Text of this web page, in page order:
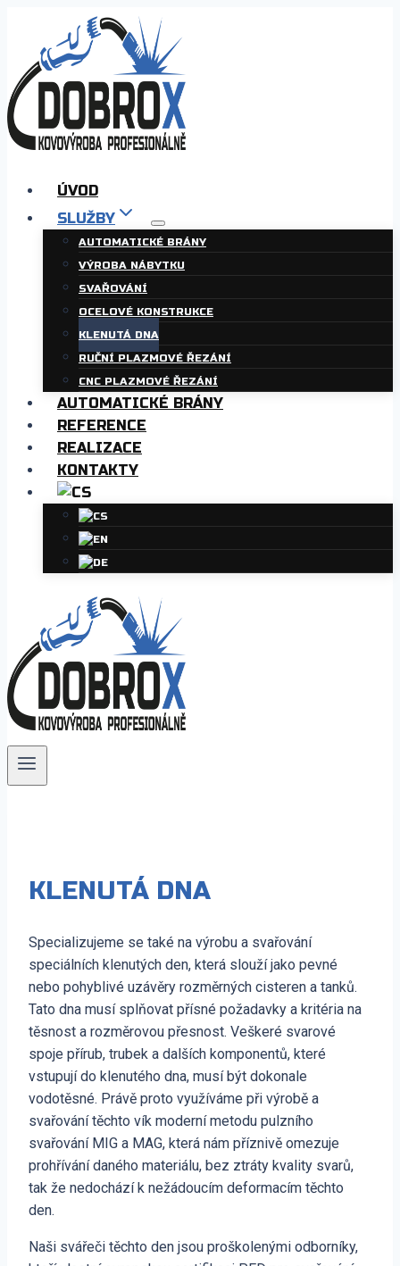
obsah
ÚVOD
SLUŽBY
AUTOMATICKÉ BRÁNY
VÝROBA NÁBYTKU
SVAŘOVÁNÍ
OCELOVÉ KONSTRUKCE
KLENUTÁ DNA
RUČNÍ PLAZMOVÉ ŘEZÁNÍ
CNC PLAZMOVÉ ŘEZÁNÍ
AUTOMATICKÉ BRÁNY
REFERENCE
REALIZACE
KONTAKTY
KLENUTÁ DNA
Specializujeme se také na výrobu a svařování
speciálních klenutých den, která slouží jako pevné
nebo pohyblivé uzávěry rozměrných cisteren a tanků.
Tato dna musí splňovat přísné požadavky a kritéria na
těsnost a rozměrovou přesnost. Veškeré svarové
spoje přírub, trubek a dalších komponentů, které
vstupují do klenutého dna, musí být dokonale
vodotěsné. Právě proto využíváme při výrobě a
svařování těchto vík moderní metodu pulzního
svařování MIG a MAG, která nám příznivě omezuje
prohřívání daného materiálu, bez ztráty kvality svarů,
tak že nedochází k nežádoucím deformacím těchto
den.
Naši svářeči těchto den jsou proškolenými odborníky,